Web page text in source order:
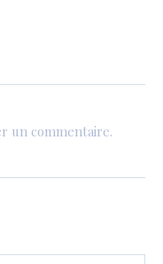
un commentaire.